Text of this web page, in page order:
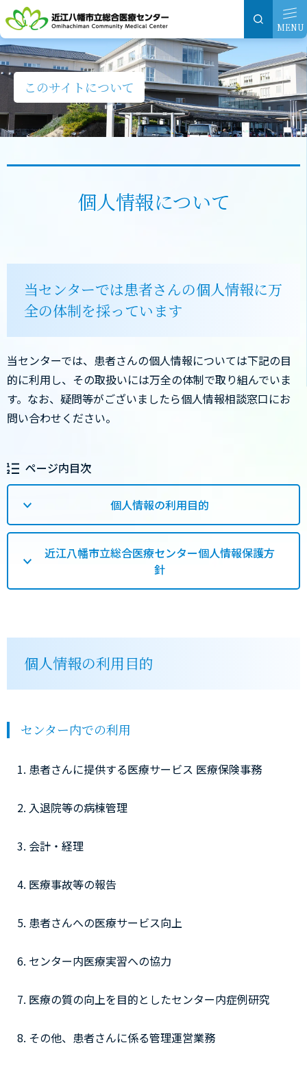
ロ
ー
バ
ビ
ー
文
へ
ー
カ
ル
ゲ
シ
ッ
タ
ー
MENU
このサイトについて
個人情報について
当センターでは患者さんの個人情報に万
全の体制を採っています
当センターでは、患者さんの個人情報については下記の目
的に利用し、その取扱いには万全の体制で取り組んでいま
す。なお、疑問等がございましたら個人情報相談窓口にお
問い合わせください。
ページ内目次
個人情報の利用目的
近江八幡市立総合医療センター個人情報保護方
針
個人情報の利用目的
センター内での利用
患者さんに提供する医療サービス 医療保険事務
入退院等の病棟管理
会計・経理
医療事故等の報告
患者さんへの医療サービス向上
センター内医療実習への協力
医療の質の向上を目的としたセンター内症例研究
その他、患者さんに係る管理運営業務